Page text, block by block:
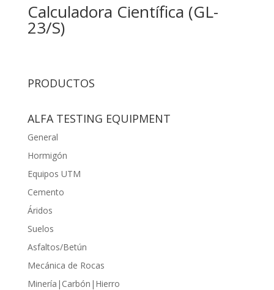
Calculadora Científica (GL-
23/S)
PRODUCTOS
ALFA TESTING EQUIPMENT
General
Hormigón
Equipos UTM
Cemento
Áridos
Suelos
Asfaltos/Betún
Mecánica de Rocas
Minería|Carbón|Hierro